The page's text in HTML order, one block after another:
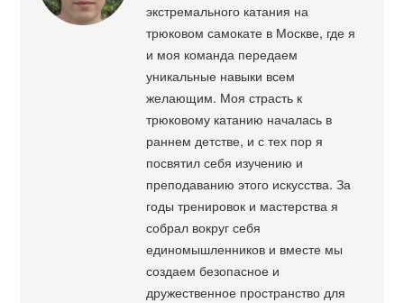
экстремального катания на
трюковом самокате в Москве, где я
и моя команда передаем
уникальные навыки всем
желающим. Моя страсть к
трюковому катанию началась в
раннем детстве, и с тех пор я
посвятил себя изучению и
преподаванию этого искусства. За
годы тренировок и мастерства я
собрал вокруг себя
единомышленников и вместе мы
создаем безопасное и
дружественное пространство для